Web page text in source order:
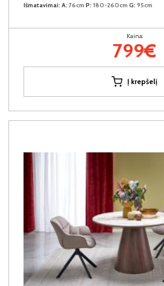
Išmatavimai: A: 76cm P: 180-260cm G: 95cm
Kaina:
799€
Į krepšelį